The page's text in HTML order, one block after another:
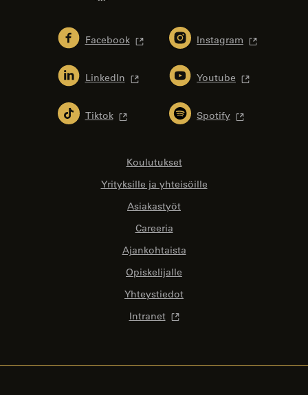
Facebook Instagram
LinkedIn Youtube
Tiktok Spotify
Koulutukset
Yrityksille ja yhteisöille
Asiakastyöt
Careeria
Ajankohtaista
Opiskelijalle
Yhteystiedot
Intranet